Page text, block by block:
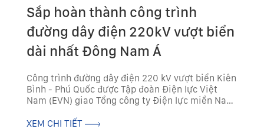
Sắp hoàn thành công trình
đường dây điện 220kV vượt biển
dài nhất Đông Nam Á
Công trình đường dây điện 220 kV vượt biển Kiên
Bình - Phú Quốc được Tập đoàn Điện lực Việt
Nam (EVN) giao Tổng công ty Điện lực miền Nam
trên 2.200 tỷ sắp hoàn thành đưa...
XEM CHI TIẾT